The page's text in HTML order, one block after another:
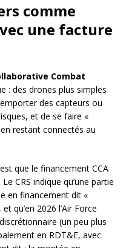
comme
une facture
Combat
: des drones plus simples
des capteurs ou
et de se faire «
restant connectés au
que le financement CCA
CRS indique qu’une partie
en financement dit «
qu’en 2026 l’Air Force
(un peu plus
en RDT&E, avec